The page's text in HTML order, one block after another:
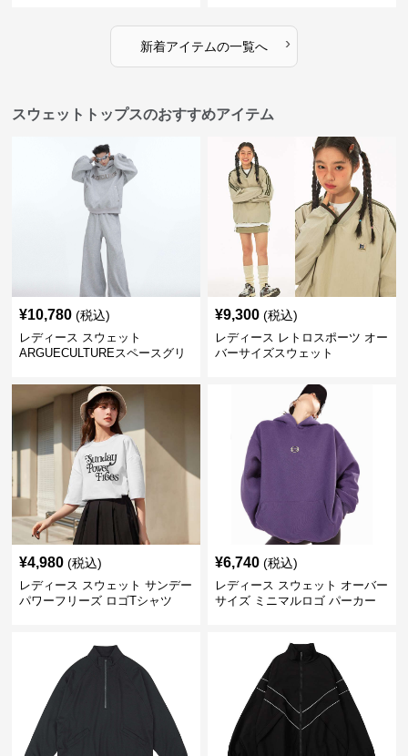
新着アイテムの一覧へ ›
スウェットトップスのおすすめアイテム
¥10,780 (税込)
レディース スウェット
ARGUECULTUREスペースグリ
¥9,300 (税込)
レディース レトロスポーツ オー
バーサイズスウェット
¥4,980 (税込)
レディース スウェット サンデー
パワーフリーズ ロゴTシャツ
¥6,740 (税込)
レディース スウェット オーバー
サイズ ミニマルロゴ パーカー